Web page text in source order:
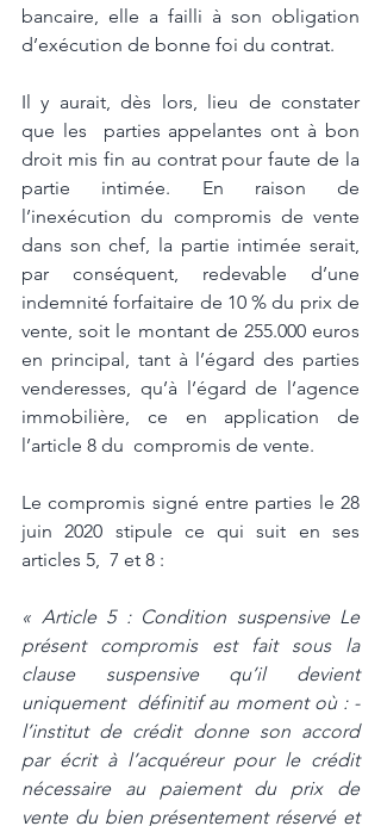
bancaire, elle a failli à son obligation
d’exécution de bonne foi du contrat.
Il y aurait, dès lors, lieu de constater
que les  parties appelantes ont à bon
droit mis fin au contrat pour faute de la
partie intimée. En raison de
l’inexécution du compromis de vente
dans son chef, la partie intimée serait,
par conséquent, redevable d’une
indemnité forfaitaire de 10 % du prix de
vente, soit le montant de 255.000 euros
en principal, tant à l’égard des parties
venderesses, qu’à l’égard de l’agence
immobilière, ce en application de
l’article 8 du  compromis de vente.
Le compromis signé entre parties le 28
juin 2020 stipule ce qui suit en ses
articles 5,  7 et 8 :
« Article 5 : Condition suspensive Le
présent compromis est fait sous la
clause suspensive qu’il devient
uniquement  définitif au moment où : -
l’institut de crédit donne son accord
par écrit à l’acquéreur pour le crédit
nécessaire au paiement du prix de
vente du bien présentement réservé et